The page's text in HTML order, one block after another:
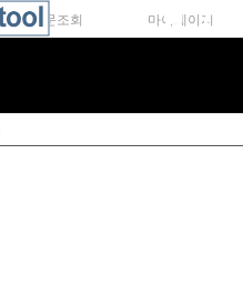
주문조회 마이페이지